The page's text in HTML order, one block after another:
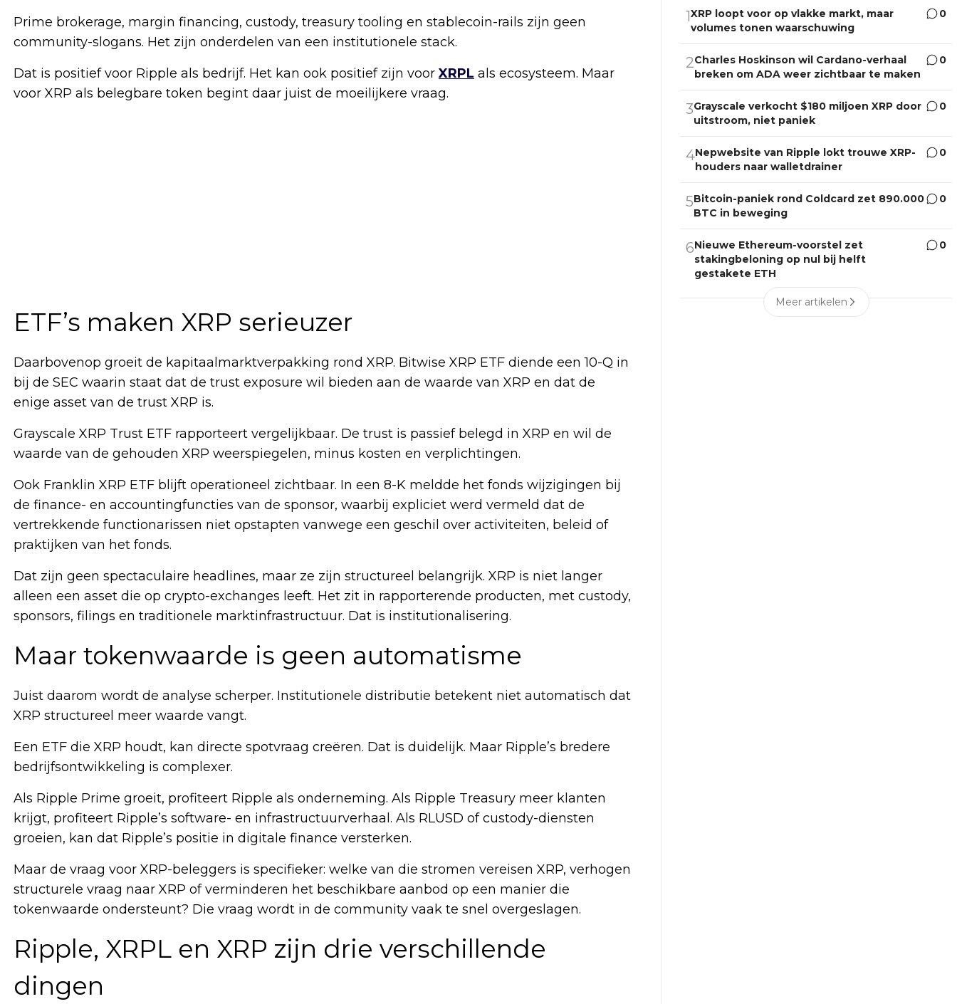
Prime brokerage, margin financing, custody, treasury tooling en stablecoin-rails zijn geen
community-slogans. Het zijn onderdelen van een institutionele stack.
Dat is positief voor Ripple als bedrijf. Het kan ook positief zijn voorXRPL als ecosysteem. Maar
voor XRP als belegbare token begint daar juist de moeilijkere vraag.
ETF’s maken XRP serieuzer
Daarbovenop groeit de kapitaalmarktverpakking rond XRP. Bitwise XRP ETF diende een 10-Q in
bij de SEC waarin staat dat de trust exposure wil bieden aan de waarde van XRP en dat de
enige asset van de trust XRP is.
Grayscale XRP Trust ETF rapporteert vergelijkbaar. De trust is passief belegd in XRP en wil de
waarde van de gehouden XRP weerspiegelen, minus kosten en verplichtingen.
Ook Franklin XRP ETF blijft operationeel zichtbaar. In een 8-K meldde het fonds wijzigingen bij
de finance- en accountingfuncties van de sponsor, waarbij expliciet werd vermeld dat de
vertrekkende functionarissen niet opstapten vanwege een geschil over activiteiten, beleid of
praktijken van het fonds.
Dat zijn geen spectaculaire headlines, maar ze zijn structureel belangrijk. XRP is niet langer
alleen een asset die op crypto-exchanges leeft. Het zit in rapporterende producten, met custody,
sponsors, filings en traditionele marktinfrastructuur. Dat is institutionalisering.
Maar tokenwaarde is geen automatisme
Juist daarom wordt de analyse scherper. Institutionele distributie betekent niet automatisch dat
XRP structureel meer waarde vangt.
Een ETF die XRP houdt, kan directe spotvraag creëren. Dat is duidelijk. Maar Ripple’s bredere
bedrijfsontwikkeling is complexer.
Als Ripple Prime groeit, profiteert Ripple als onderneming. Als Ripple Treasury meer klanten
krijgt, profiteert Ripple’s software- en infrastructuurverhaal. Als RLUSD of custody-diensten
groeien, kan dat Ripple’s positie in digitale finance versterken.
Maar de vraag voor XRP-beleggers is specifieker: welke van die stromen vereisen XRP, verhogen
structurele vraag naar XRP of verminderen het beschikbare aanbod op een manier die
tokenwaarde ondersteunt? Die vraag wordt in de community vaak te snel overgeslagen.
Ripple, XRPL en XRP zijn drie verschillende
dingen
1XRP loopt voor op vlakke markt, maar
volumes tonen waarschuwing
0
2Charles Hoskinson wil Cardano-verhaal
breken om ADA weer zichtbaar te maken
0
3Grayscale verkocht $180 miljoen XRP door
uitstroom, niet paniek
0
4Nepwebsite van Ripple lokt trouwe XRP-
houders naar walletdrainer
0
5Bitcoin-paniek rond Coldcard zet 890.000
BTC in beweging
0
6Nieuwe Ethereum-voorstel zet
stakingbeloning op nul bij helft
gestakete ETH
0
Meer artikelen